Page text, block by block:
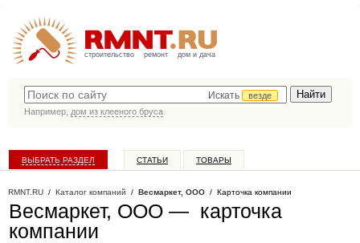
строительство ремонт дом и дача
Искать
везде
Например, дом из клееного бруса
ВЫБРАТЬ РАЗДЕЛ СТАТЬИ ТОВАРЫ
RMNT.RU / Каталог компаний / Весмаркет, ООО / Карточка компании
Весмаркет, ООО — карточка
компании